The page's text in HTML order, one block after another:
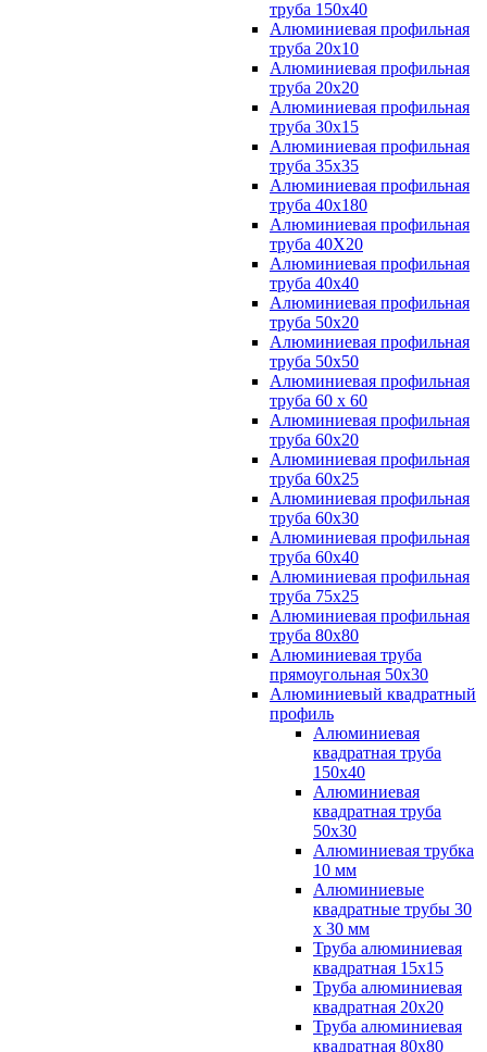
труба 150х40
Алюминиевая профильная
труба 20х10
Алюминиевая профильная
труба 20х20
Алюминиевая профильная
труба 30х15
Алюминиевая профильная
труба 35х35
Алюминиевая профильная
труба 40х180
Алюминиевая профильная
труба 40Х20
Алюминиевая профильная
труба 40х40
Алюминиевая профильная
труба 50х20
Алюминиевая профильная
труба 50х50
Алюминиевая профильная
труба 60 х 60
Алюминиевая профильная
труба 60х20
Алюминиевая профильная
труба 60х25
Алюминиевая профильная
труба 60х30
Алюминиевая профильная
труба 60х40
Алюминиевая профильная
труба 75х25
Алюминиевая профильная
труба 80х80
Алюминиевая труба
прямоугольная 50х30
Алюминиевый квадратный
профиль
Алюминиевая
квадратная труба
150х40
Алюминиевая
квадратная труба
50х30
Алюминиевая трубка
10 мм
Алюминиевые
квадратные трубы 30
х 30 мм
Труба алюминиевая
квадратная 15х15
Труба алюминиевая
квадратная 20х20
Труба алюминиевая
квадратная 80х80